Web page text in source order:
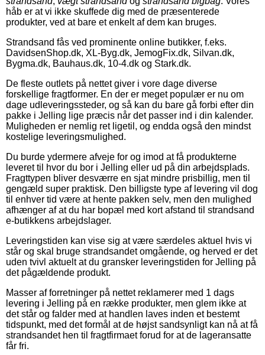
håb er at vi ikke skuffede dig med de præsenterede
produkter, ved at bare et enkelt af dem kan bruges.
Strandsand fås ved prominente online butikker, f.eks.
DavidsenShop.dk, XL-Byg.dk, JemogFix.dk, Silvan.dk,
Bygma.dk, Bauhaus.dk, 10-4.dk og Stark.dk.
De fleste outlets på nettet giver i vore dage diverse
forskellige fragtformer. En der er meget populær er nu om
dage udleveringssteder, og så kan du bare gå forbi efter din
pakke i Jelling lige præcis når det passer ind i din kalender.
Muligheden er nemlig ret ligetil, og endda også den mindst
kostelige leveringsmulighed.
Du burde ydermere afveje for og imod at få produkterne
leveret til hvor du bor i Jelling eller ud på din arbejdsplads.
Fragttypen bliver desværre en sjat mindre prisbillig, men til
gengæld super praktisk. Den billigste type af levering vil dog
til enhver tid være at hente pakken selv, men den mulighed
afhænger af at du har bopæl med kort afstand til strandsand
e-butikkens arbejdslager.
Leveringstiden kan vise sig at være særdeles aktuel hvis vi
står og skal bruge strandsandet omgående, og herved er det
uden tvivl aktuelt at du gransker leveringstiden for Jelling på
det pågældende produkt.
Masser af forretninger på nettet reklamerer med 1 dags
levering i Jelling på en række produkter, men glem ikke at
det står og falder med at handlen laves inden et bestemt
tidspunkt, med det formål at de højst sandsynligt kan nå at få
strandsandet hen til fragtfirmaet forud for at de lageransatte
får fri.